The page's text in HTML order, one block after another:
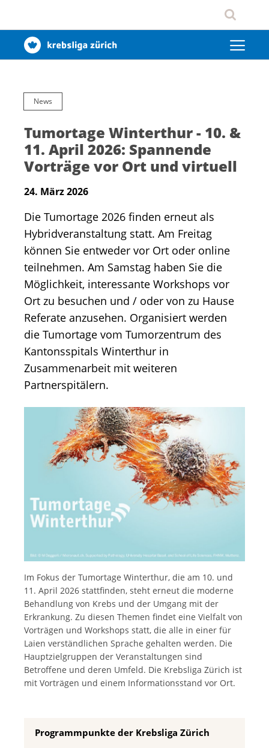
News
Tumortage Winterthur - 10. &
11. April 2026: Spannende
Vorträge vor Ort und virtuell
24. März 2026
Die Tumortage 2026 finden erneut als
Hybridveranstaltung statt. Am Freitag
können Sie entweder vor Ort oder online
teilnehmen. Am Samstag haben Sie die
Möglichkeit, interessante Workshops vor
Ort zu besuchen und / oder von zu Hause
Referate anzusehen. Organisiert werden
die Tumortage vom Tumorzentrum des
Kantonsspitals Winterthur in
Zusammenarbeit mit weiteren
Partnerspitälern.
Im Fokus der Tumortage Winterthur, die am 10. und
11. April 2026 stattfinden, steht erneut die moderne
Behandlung von Krebs und der Umgang mit der
Erkrankung. Zu diesen Themen findet eine Vielfalt von
Vorträgen und Workshops statt, die alle in einer für
Laien verständlichen Sprache gehalten werden. Die
Hauptzielgruppen der Veranstaltungen sind
Betroffene und deren Umfeld. Die Krebsliga Zürich ist
mit Vorträgen und einem Informationsstand vor Ort.
Programmpunkte der Krebsliga Zürich